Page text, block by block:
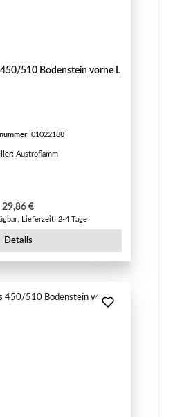
510 Bodenstein vorne L
01022188
Austroflamm
Regulärer Preis:
29,86 €
Lieferzeit: 2-4 Tage
Details